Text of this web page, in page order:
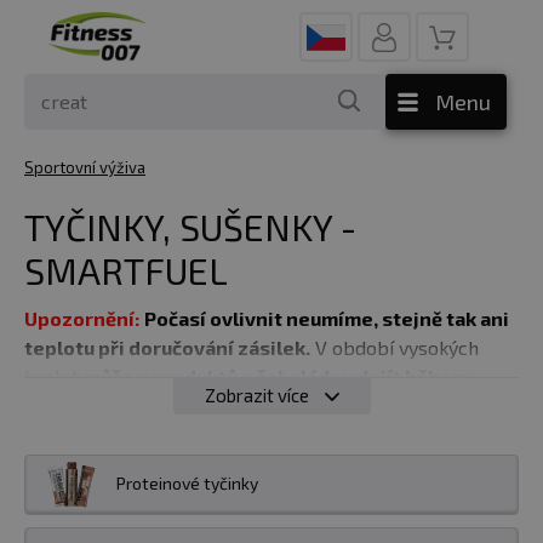
Menu
Sportovní výživa
TYČINKY, SUŠENKY -
SMARTFUEL
Upozornění: Počasí ovlivnit neumíme, stejně tak ani
teplotu při doručování zásilek. V období vysokých
přepravy k jejich roztečení . Nedoporučujeme vybírat
nejsou klimatizované a teplota uvnitř může výrazně
přesahovat venkovní hodnoty.
z důvodu poškození teplem nebude možné brát s
Zobrazit více
Proteinové tyčinky